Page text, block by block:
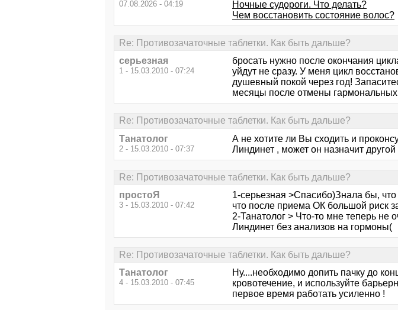
07.08.2026 - 04:19
Ночные судороги. Что делать?
Чем восстановить состояние волос?
Re: Противозачаточные таблетки. Как быть дальше?
серьезная
1 - 15.03.2010 - 07:24
бросать нужно после окончания
уйдут не сразу. У меня цикл
душевный покой через год!
месяцы после отмены
Re: Противозачаточные таблетки. Как быть дальше?
Танатолог
2 - 15.03.2010 - 07:37
А не хотите ли Вы сходить и
Линдинет , может он назначит
Re: Противозачаточные таблетки. Как быть дальше?
простоЯ
3 - 15.03.2010 - 07:42
1-серьезная >Спасибо)Знала бы,
что после приема ОК большой риск
2-Танатолог > Что-то мне теперь не
Линдинет без анализов на гормоны(
Re: Противозачаточные таблетки. Как быть дальше?
Танатолог
4 - 15.03.2010 - 07:45
Ну....необходимо допить пачку до
кровотечение, и используйте
первое время работать усиленно !